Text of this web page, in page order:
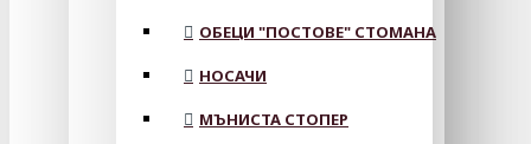
ОБЕЦИ "ПОСТОВЕ" СТОМАНА
НОСАЧИ
МЪНИСТА СТОПЕР